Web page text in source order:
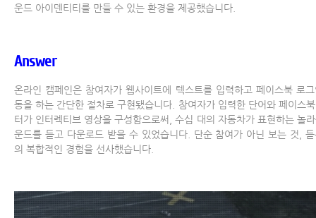
운드 아이덴티티를 만들 수 있는 환경을 제공했습니다.
Answer
온라인 캠페인은 참여자가 웹사이트에 텍스트를 입력하고 페이스북 로
동을 하는 간단한 절차로 구현됐습니다. 참여자가 입력한 단어와 페이스
터가 인터렉티브 영상을 구성함으로써, 수십 대의 자동차가 표현하는 놀
운드를 듣고 다운로드 받을 수 있었습니다. 단순 참여가 아닌 보는 것,
의 복합적인 경험을 선사했습니다.